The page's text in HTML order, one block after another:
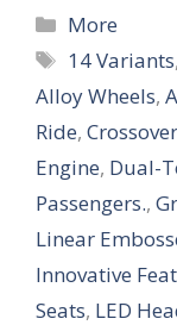
More
14 Variants
Alloy Wheels,
Ride,
Engine, Dual-
Passengers.,
Linear
Innovative
Seats, LED